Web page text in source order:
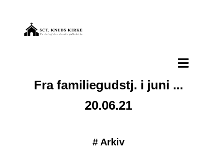
Fra familiegudstj. i juni ...
20.06.21
# Arkiv